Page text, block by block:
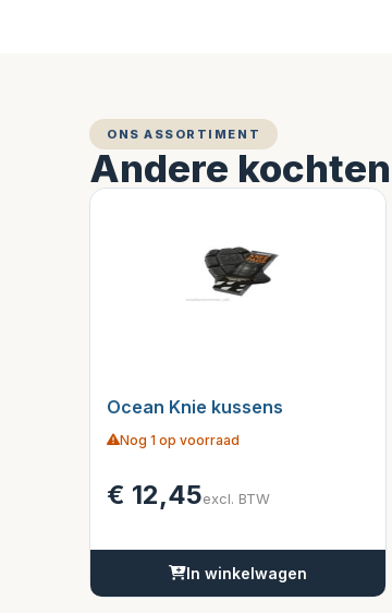
ONS ASSORTIMENT
Andere
Ocean Knie kussens
Nog 1 op voorraad
€ 12,45excl. BTW
In winkelwagen